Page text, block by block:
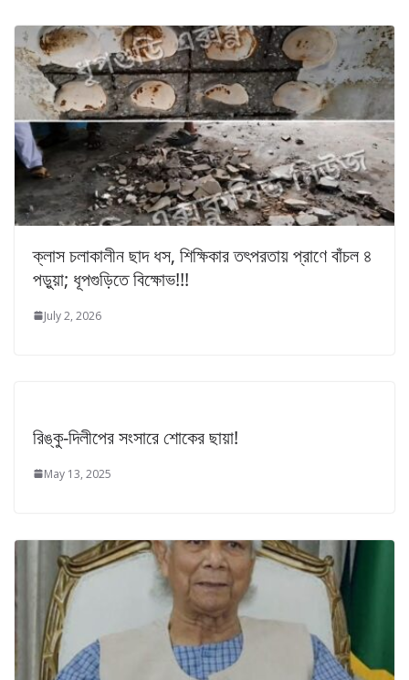
ক্লাস চলাকালীন ছাদ ধস, শিক্ষিকার তৎপরতায় প্রাণে বাঁচল ৪
পড়ুয়া; ধূপগুড়িতে বিক্ষোভ!!!
July 2, 2026
রিঙ্কু-দিলীপের সংসারে শোকের ছায়া!
May 13, 2025